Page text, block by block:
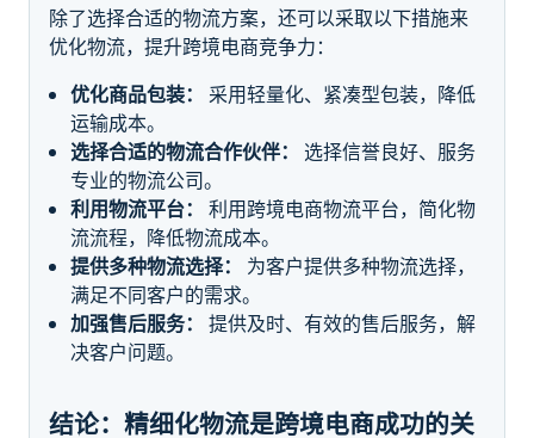
除了选择合适的物流方案，还可以采取以下措施来
优化物流，提升跨境电商竞争力：
优化商品包装：
采用轻量化、紧凑型包装，降低
运输成本。
选择合适的物流合作伙伴：
选择信誉良好、服务
专业的物流公司。
利用物流平台：
利用跨境电商物流平台，简化物
流流程，降低物流成本。
提供多种物流选择：
为客户提供多种物流选择，
满足不同客户的需求。
加强售后服务：
提供及时、有效的售后服务，解
决客户问题。
结论：精细化物流是跨境电商成功的关